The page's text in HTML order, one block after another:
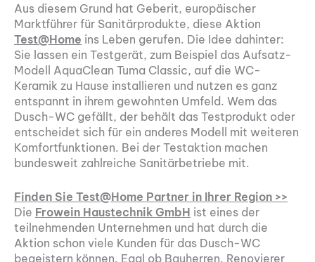
Aus diesem Grund hat Geberit, europäischer
Marktführer für Sanitärprodukte, diese Aktion
Test@Home ins Leben gerufen. Die Idee dahinter:
Sie lassen ein Testgerät, zum Beispiel das Aufsatz-
Modell AquaClean Tuma Classic, auf die WC-
Keramik zu Hause installieren und nutzen es ganz
entspannt in ihrem gewohnten Umfeld. Wem das
Dusch-WC gefällt, der behält das Testprodukt oder
entscheidet sich für ein anderes Modell mit weiteren
Komfortfunktionen. Bei der Testaktion machen
bundesweit zahlreiche Sanitärbetriebe mit.
Finden Sie Test@Home Partner in Ihrer Region >>
Die Frowein Haustechnik GmbH ist eines der
teilnehmenden Unternehmen und hat durch die
Aktion schon viele Kunden für das Dusch-WC
begeistern können. Egal ob Bauherren, Renovierer